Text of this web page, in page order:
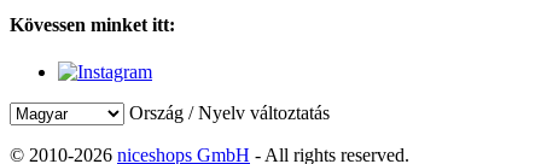
Kövessen minket itt:
Ország / Nyelv változtatás
© 2010-2026 niceshops GmbH - All rights reserved.